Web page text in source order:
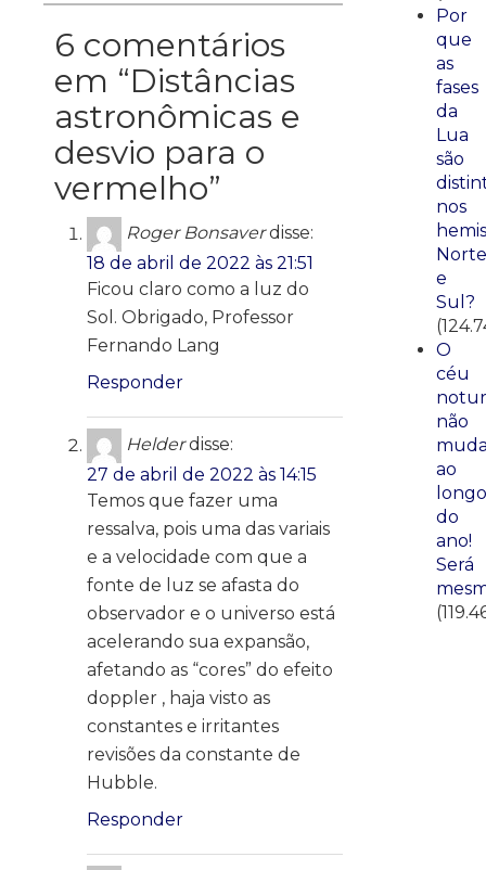
6 comentários
em “Distâncias
astronômicas e
desvio para o
vermelho”
Roger Bonsaver disse:
18 de abril de 2022 às 21:51
Ficou claro como a luz do
Sol. Obrigado, Professor
Fernando Lang
Responder
Helder disse:
27 de abril de 2022 às 14:15
Temos que fazer uma
ressalva, pois uma das variais
e a velocidade com que a
fonte de luz se afasta do
observador e o universo está
acelerando sua expansão,
afetando as “cores” do efeito
doppler , haja visto as
constantes e irritantes
revisões da constante de
Hubble.
Responder
Por
que
as
fases
da
Lua
são
nos
Norte
e
Sul?
O
céu
não
ao
longo
do
ano!
Será